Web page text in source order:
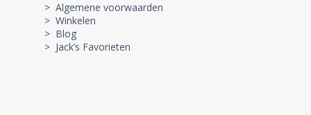
> Algemene voorwaarden
> Winkelen
> Blog
> Jack’s Favorieten